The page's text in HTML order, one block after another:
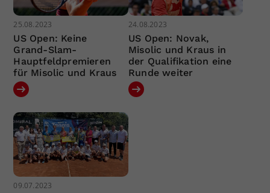
25.08.2023
US Open: Keine
Grand-Slam-
Hauptfeldpremieren
für Misolic und Kraus
24.08.2023
US Open: Novak,
Misolic und Kraus in
der Qualifikation eine
Runde weiter
09.07.2023